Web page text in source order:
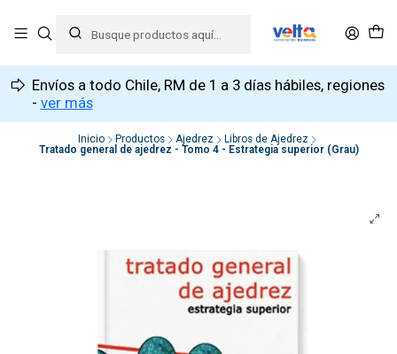
Envíos a todo Chile, RM de 1 a 3 días hábiles, regiones
- ver más
Inicio Productos Ajedrez
Libros de Ajedrez
Tratado general de ajedrez - Tomo 4 - Estrategia superior (Grau)